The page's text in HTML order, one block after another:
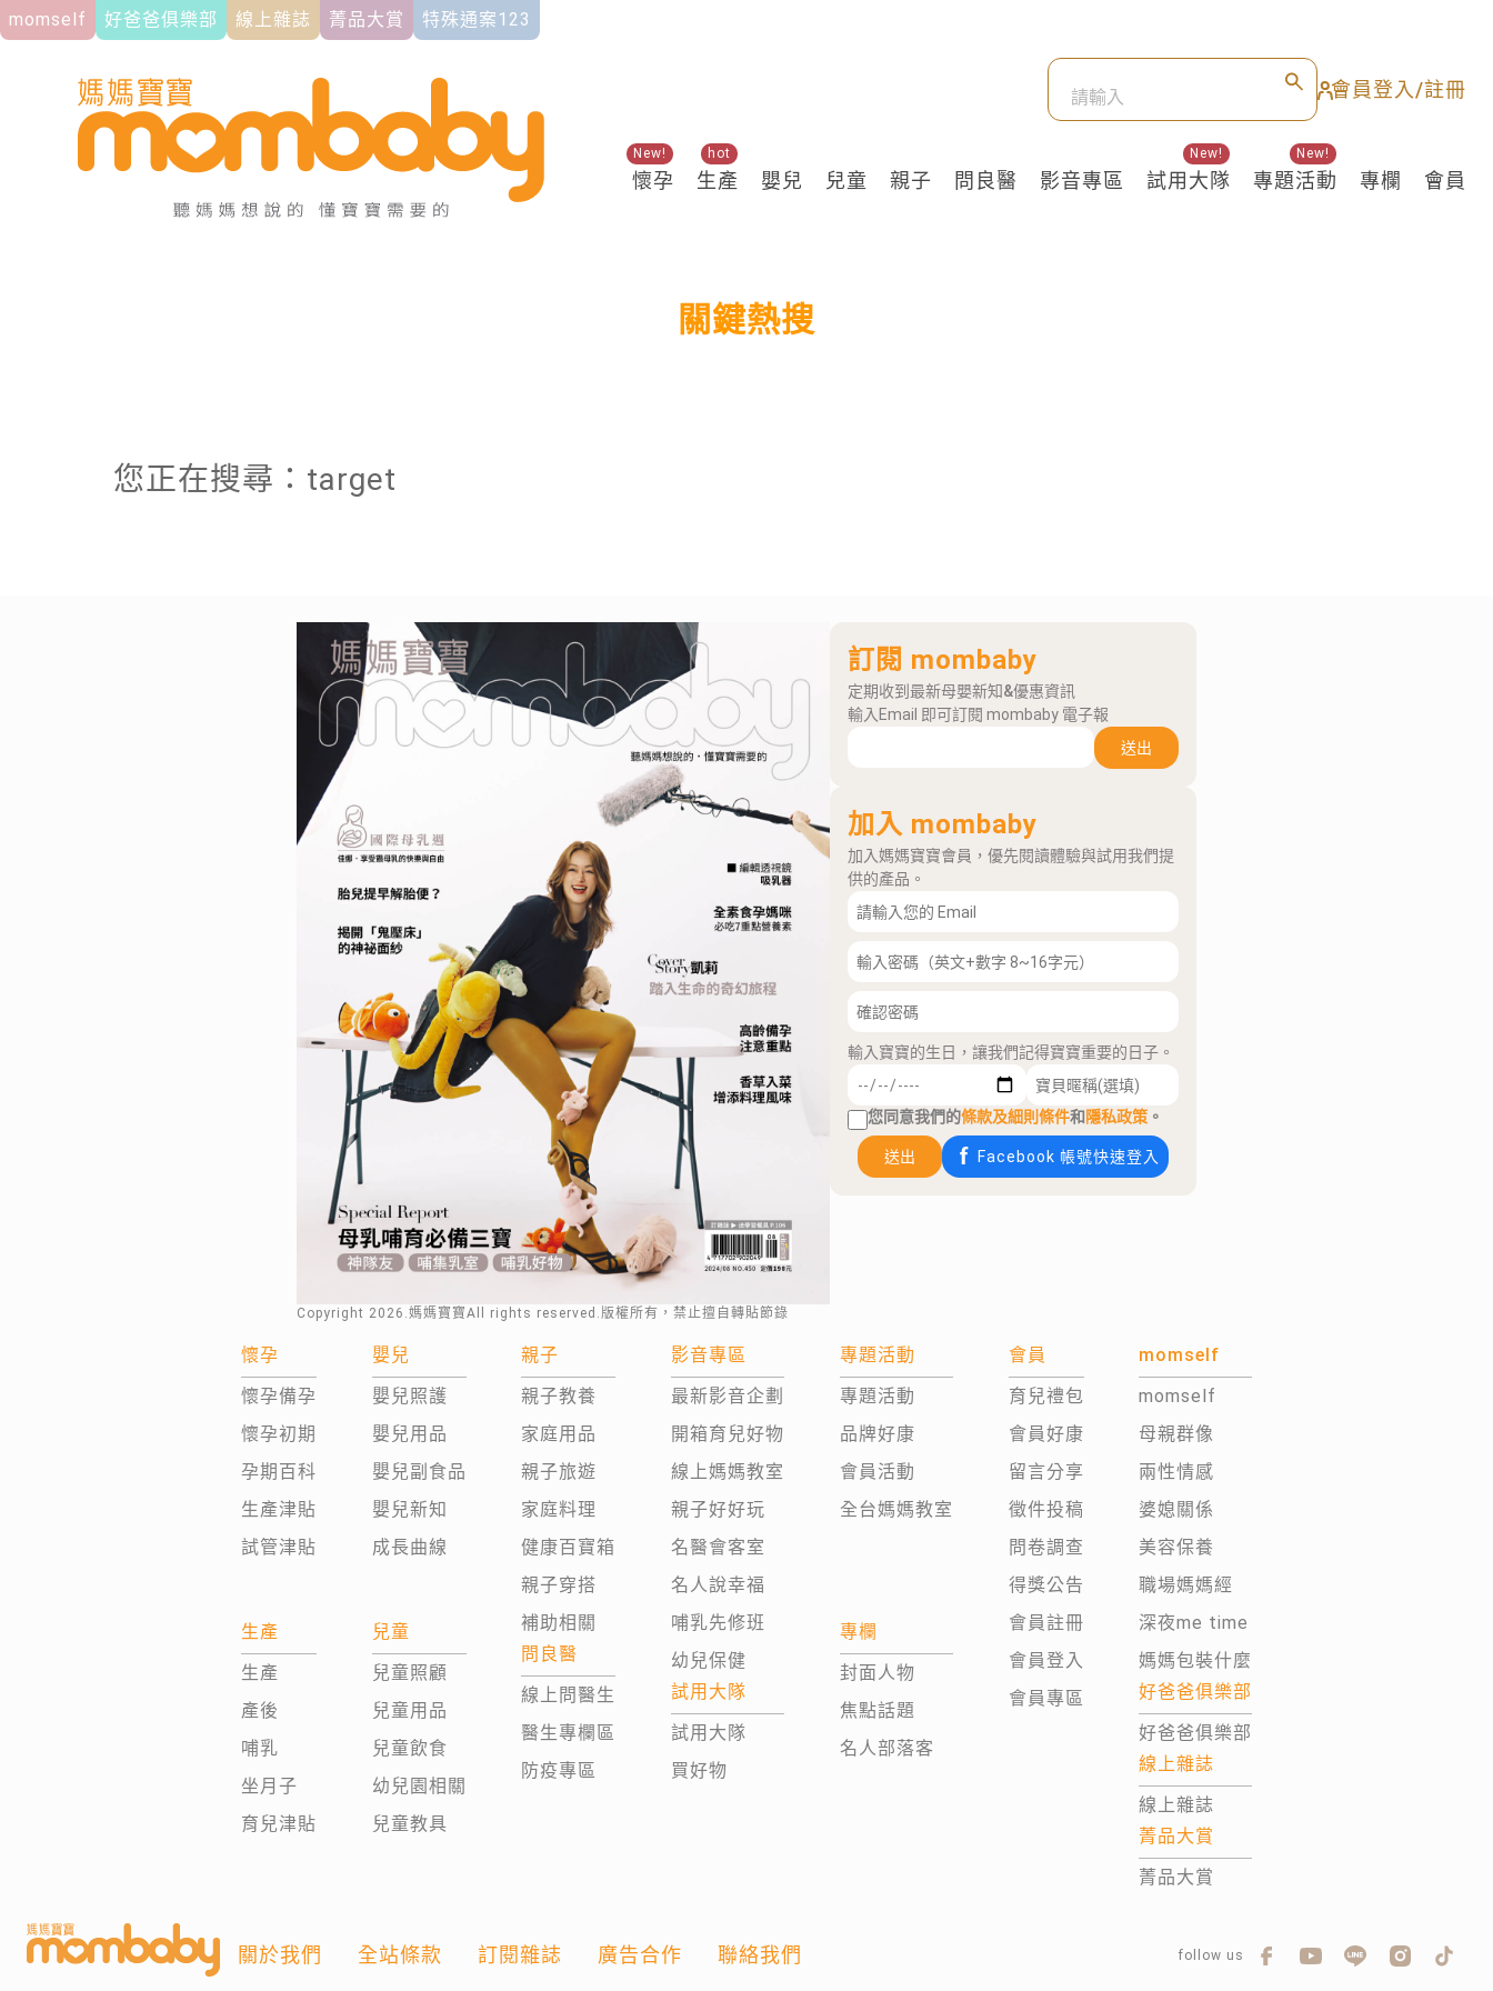
momself 好爸爸俱樂部 線上雜誌 菁品大賞 特殊通案123
會員登入/註冊
懷孕
New!
生產
hot
嬰兒 兒童 親子 問良醫 影音專區 試用大隊
New!
專題活動
New!
專欄 會員
關鍵熱搜
您正在搜尋：target
Copyright 2026 .媽媽寶寶All rights reserved.版權所有，禁止擅自轉貼節錄
訂閱 mombaby
定期收到最新母嬰新知&優惠資訊
輸入Email 即可訂閱 mombaby 電子報
送出
加入 mombaby
加入媽媽寶寶會員，優先閱讀體驗與試用我們提
供的產品。
輸入寶寶的生日，讓我們記得寶寶重要的日子。
您同意我們的條款及細則條件和隱私政策 。
送出 Facebook 帳號快速登入
懷孕
懷孕備孕
懷孕初期
孕期百科
生產津貼
試管津貼
生產
生產
產後
哺乳
坐月子
育兒津貼
嬰兒
嬰兒照護
嬰兒用品
嬰兒副食品
嬰兒新知
成長曲線
兒童
兒童照顧
兒童用品
兒童飲食
幼兒園相關
兒童教具
親子
親子教養
家庭用品
親子旅遊
家庭料理
健康百寶箱
親子穿搭
補助相關
問良醫
線上問醫生
醫生專欄區
防疫專區
影音專區
最新影音企劃
開箱育兒好物
線上媽媽教室
親子好好玩
名醫會客室
名人說幸福
哺乳先修班
幼兒保健
試用大隊
試用大隊
買好物
專題活動
專題活動
品牌好康
會員活動
全台媽媽教室
專欄
封面人物
焦點話題
名人部落客
會員
育兒禮包
會員好康
留言分享
徵件投稿
問卷調查
得獎公告
會員註冊
會員登入
會員專區
momself
momself
母親群像
兩性情感
婆媳關係
美容保養
職場媽媽經
深夜me time
媽媽包裝什麼
好爸爸俱樂部
好爸爸俱樂部
線上雜誌
線上雜誌
菁品大賞
菁品大賞
關於我們 全站條款 訂閱雜誌 廣告合作 聯絡我們 follow us